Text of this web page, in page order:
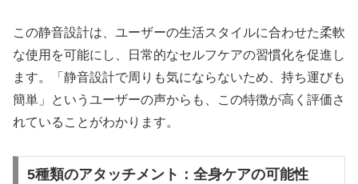
この静音設計は、ユーザーの生活スタイルに合わせた柔軟
な使用を可能にし、日常的なセルフケアの習慣化を促進し
ます。「静音設計で周りも気にならないため、持ち運びも
簡単」というユーザーの声からも、この特徴が高く評価さ
れていることがわかります。
5種類のアタッチメント：全身ケアの可能性